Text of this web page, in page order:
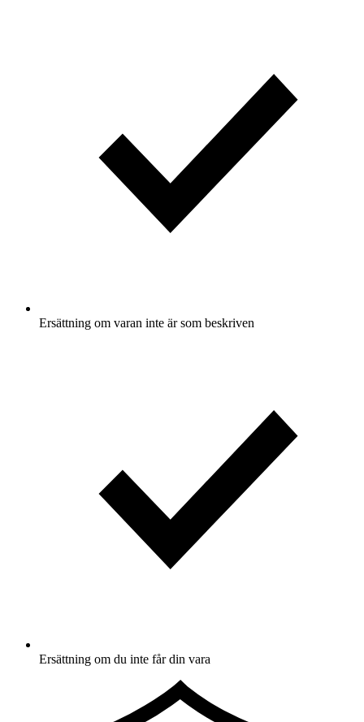
Ersättning om varan inte är som beskriven
Ersättning om du inte får din vara